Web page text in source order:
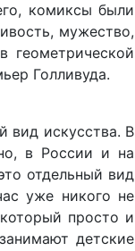
комиксы были
мужество,
геометрической
Голливуда.
вид искусства. В
в России и на
отдельный вид
уже никого не
просто и
детские